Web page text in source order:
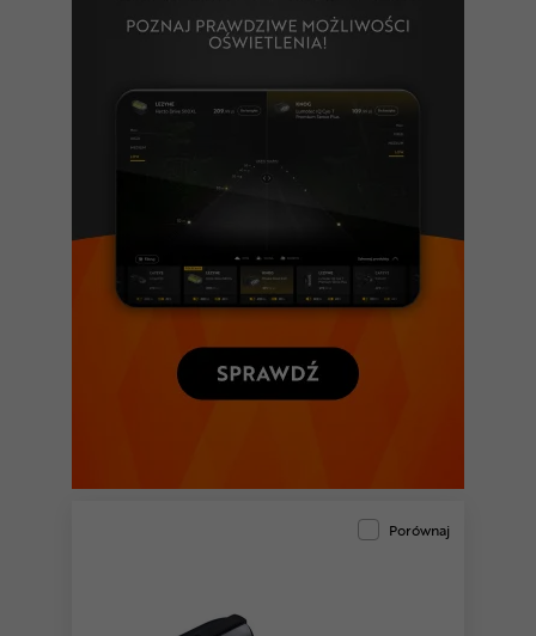
Porównaj